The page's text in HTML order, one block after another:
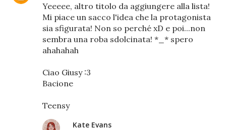
Yeeeee, altro titolo da aggiungere alla lista!
Mi piace un sacco l'idea che la protagonista
sia sfigurata! Non so perché xD e poi...non
sembra una roba sdolcinata! *_* spero
ahahahah
Ciao Giusy :3
Bacione
Teensy
Kate Evans